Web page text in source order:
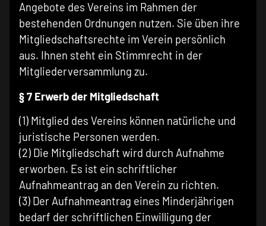
Angebote des Vereins im Rahmen der
bestehenden Ordnungen nutzen. Sie üben ihre
Mitgliedschaftsrechte im Verein persönlich
aus. Ihnen steht ein Stimmrecht in der
Mitgliederversammlung zu.
§ 7 Erwerb der Mitgliedschaft
(1) Mitglied des Vereins können natürliche und
juristische Personen werden.
(2) Die Mitgliedschaft wird durch Aufnahme
erworben. Es ist ein schriftlicher
Aufnahmeantrag an den Verein zu richten.
(3) Der Aufnahmeantrag eines Minderjährigen
bedarf der schriftlichen Einwilligung der